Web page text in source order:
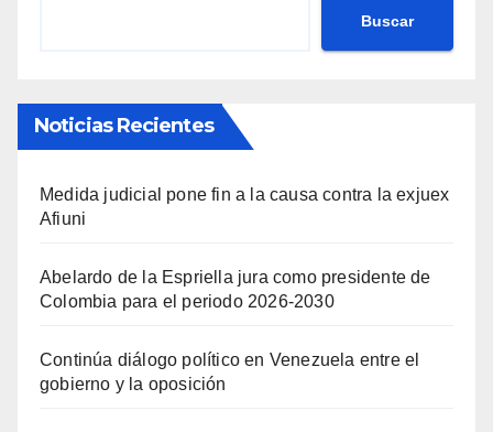
Buscar
Noticias Recientes
Medida judicial pone fin a la causa contra la exjuex
Afiuni
Abelardo de la Espriella jura como presidente de
Colombia para el periodo 2026-2030
Continúa diálogo político en Venezuela entre el
gobierno y la oposición